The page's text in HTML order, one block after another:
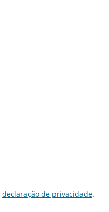
declaração de privacidade.